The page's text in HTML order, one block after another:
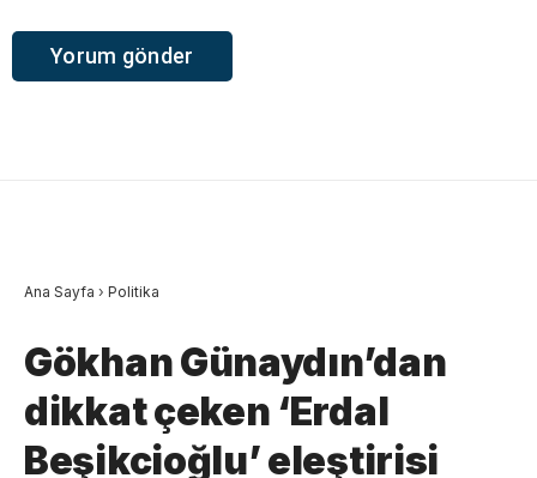
Ana Sayfa › Politika
Gökhan Günaydın’dan
dikkat çeken ‘Erdal
Beşikcioğlu’ eleştirisi